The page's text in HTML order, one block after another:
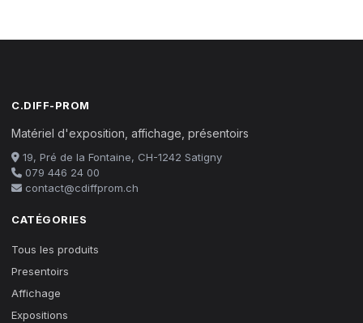
C.DIFF-PROM
Matériel d'exposition, affichage, présentoirs
19, Pré de la Fontaine, CH-1242 Satigny
079 446 24 00
contact@cdiffprom.ch
CATÉGORIES
Tous les produits
Presentoirs
Affichage
Expositions